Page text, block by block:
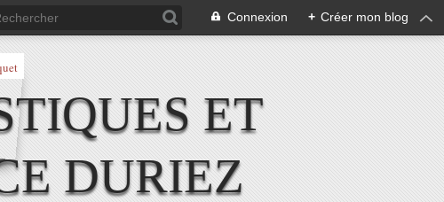
Connexion + Créer mon blog
ET
DURIEZ